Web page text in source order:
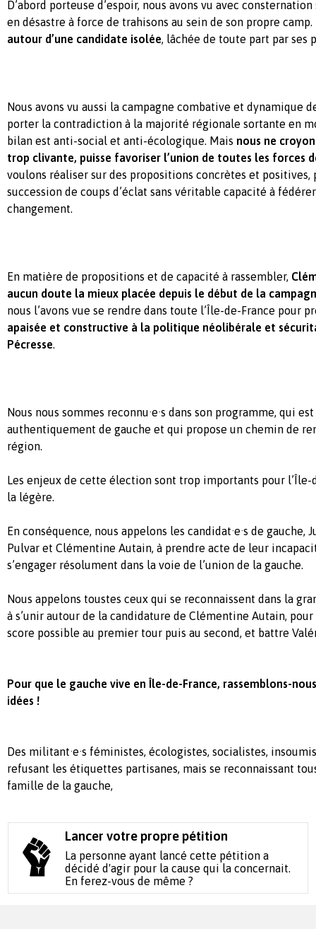
D’abord porteuse d’espoir, nous avons vu avec
en désastre à force de trahisons au sein de son propre camp.
autour d’une candidate isolée, lâchée de toute part par ses
Nous avons vu aussi la campagne combative et dynamique
porter la contradiction à la majorité régionale sortante en
bilan est anti-social et anti-écologique. Mais nous ne
trop clivante, puisse favoriser l’union de toutes les forces
voulons réaliser sur des propositions concrètes et positives,
succession de coups d’éclat sans véritable capacité à
changement.
En matière de propositions et de capacité à rassembler,
aucun doute la mieux placée depuis le début de la
nous l’avons vue se rendre dans toute l’Île-de-France pour
apaisée et constructive à la politique néolibérale et
Pécresse.
Nous nous sommes reconnu·e·s dans son programme, qui
authentiquement de gauche et qui propose un chemin de
région.
Les enjeux de cette élection sont trop importants pour l’Île-
la légère.
En conséquence, nous appelons les candidat·e·s de gauche,
Pulvar et Clémentine Autain, à prendre acte de leur
s’engager résolument dans la voie de l’union de la gauche.
Nous appelons toustes ceux qui se reconnaissent dans la
à s’unir autour de la candidature de Clémentine Autain,
score possible au premier tour puis au second, et battre
Pour que le gauche vive en Île-de-France, rassemblons-
idées !
Des militant·e·s féministes, écologistes, socialistes,
refusant les étiquettes partisanes, mais se reconnaissant
famille de la gauche,
Lancer votre propre pétition
La personne ayant lancé cette pétition a
décidé d'agir pour la cause qui la concernait.
En ferez-vous de même ?